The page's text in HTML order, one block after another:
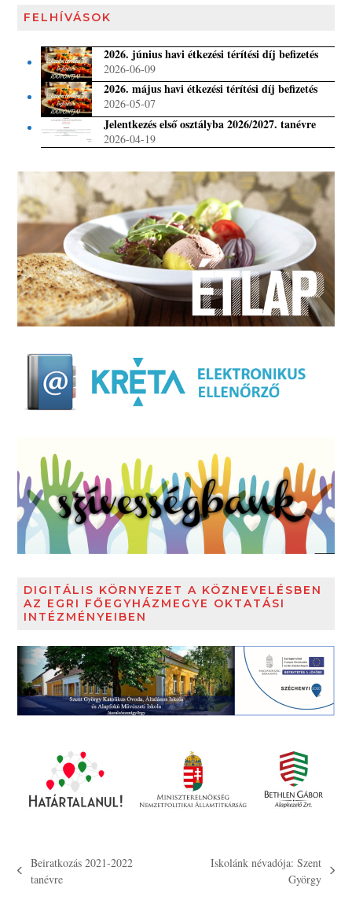
FELHÍVÁSOK
2026. június havi étkezési térítési díj befizetés
2026-06-09
2026. május havi étkezési térítési díj befizetés
2026-05-07
Jelentkezés első osztályba 2026/2027. tanévre
2026-04-19
DIGITÁLIS KÖRNYEZET A KÖZNEVELÉSBEN
AZ EGRI FŐEGYHÁZMEGYE OKTATÁSI
INTÉZMÉNYEIBEN
previous
Beiratkozás 2021-2022
tanévre
Iskolánk névadója: Szent
György